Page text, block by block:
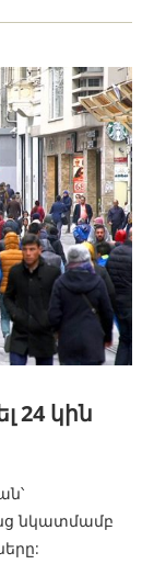
24 կին
նկատմամբ